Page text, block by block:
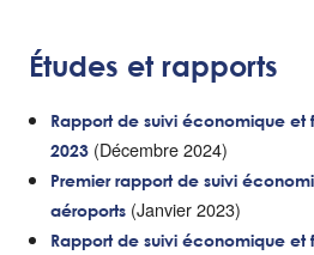
Études et rapports
Rapport de suivi économique et
2023(Décembre 2024)
Premier rapport de suivi
aéroports(Janvier 2023)
Rapport de suivi économique et